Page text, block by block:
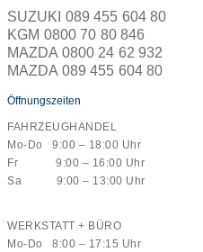
SUZUKI 089 455 604 80
KGM 0800 70 80 846
MAZDA 0800 24 62 932
MAZDA 089 455 604 80
Öffnungszeiten
FAHRZEUGHANDEL
Mo-Do 9:00 – 18:00 Uhr
Fr 9:00 – 16:00 Uhr
Sa 9:00 – 13:00 Uhr
WERKSTATT + BÜRO
Mo-Do 8:00 – 17:15 Uhr